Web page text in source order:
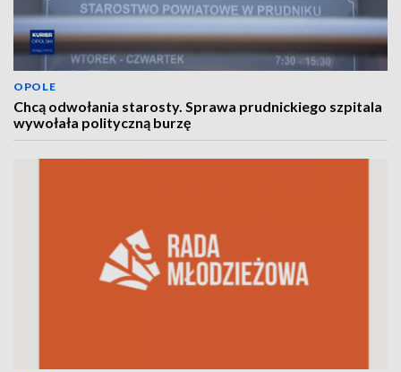
OPOLE
Chcą odwołania starosty. Sprawa prudnickiego szpitala
wywołała polityczną burzę